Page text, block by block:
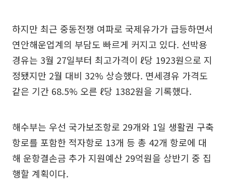
하지만 최근 중동전쟁 여파로 국제유가가 급등하면서
연안해운업계의 부담도 빠르게 커지고 있다. 선박용
경유는 3월 27일부터 최고가격이 ℓ당 1923원으로 지
정됐지만 2월 대비 32% 상승했다. 면세경유 가격도
같은 기간 68.5% 오른 ℓ당 1382원을 기록했다.
해수부는 우선 국가보조항로 29개와 1일 생활권 구축
항로를 포함한 적자항로 13개 등 총 42개 항로에 대
해 운항결손금 추가 지원예산 29억원을 상반기 중 집
행할 계획이다.